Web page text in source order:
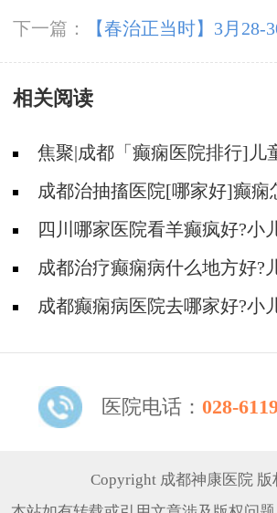
者外出发作应该怎么办?
下一篇：
【春治正当时】‌3月28-
专家免费会诊，助力癫痫患者抓
期
相关阅读
焦聚|成都「癫痫医院排行]儿
意什么?
成都治抽搐医院[哪家好]癫痫
传概率？
四川哪家医院看羊癫疯好?小
治疗方法?
成都治疗癫痫病什么地方好?
治疗的效果好?
成都癫痫病医院去哪家好?小
医院电话： 028-
Copyright 成都神康医院 版